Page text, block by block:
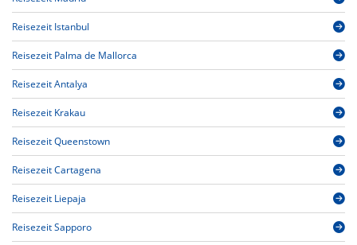
Reisezeit Istanbul
Reisezeit Palma de Mallorca
Reisezeit Antalya
Reisezeit Krakau
Reisezeit Queenstown
Reisezeit Cartagena
Reisezeit Liepaja
Reisezeit Sapporo